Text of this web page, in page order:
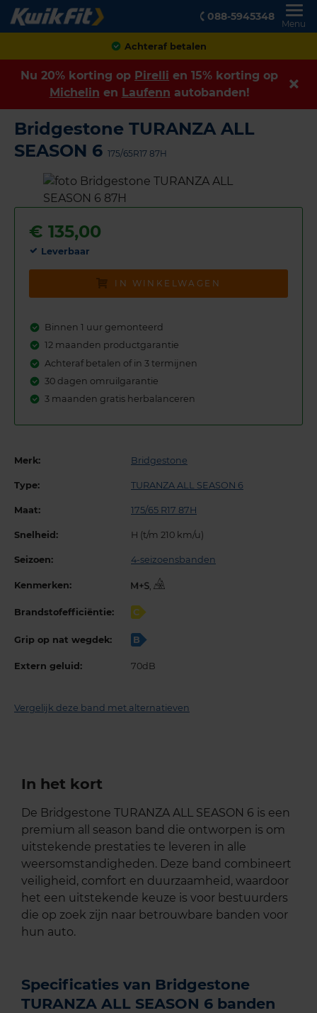
088-5945348
Menu
Achteraf betalen
Nu 20% korting op Pirelli en 15% korting op
Michelin en Laufenn autobanden!
Bridgestone TURANZA ALL
SEASON 6 175/65R17 87H
€ 135,00
Leverbaar
IN WINKELWAGEN
Binnen 1 uur gemonteerd
12 maanden productgarantie
Achteraf betalen of in 3 termijnen
30 dagen omruilgarantie
3 maanden gratis herbalanceren
Merk: Bridgestone
Type: TURANZA ALL SEASON 6
Maat: 175/65 R17 87H
Snelheid: H (t/m 210 km/u)
Seizoen: 4-seizoensbanden
Kenmerken: ,
Brandstofefficiëntie: C
Grip op nat wegdek: B
Extern geluid: 70dB
Vergelijk deze band met alternatieven
In het kort
De Bridgestone TURANZA ALL SEASON 6 is een
premium all season band die ontworpen is om
uitstekende prestaties te leveren in alle
weersomstandigheden. Deze band combineert
veiligheid, comfort en duurzaamheid, waardoor
het een uitstekende keuze is voor bestuurders
die op zoek zijn naar betrouwbare banden voor
hun auto.
Specificaties van Bridgestone
TURANZA ALL SEASON 6 banden